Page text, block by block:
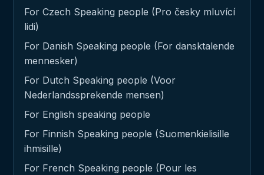
For Czech Speaking people (Pro česky mluvící
lidi)
For Danish Speaking people (For dansktalende
mennesker)
For Dutch Speaking people (Voor
Nederlandssprekende mensen)
For English speaking people
For Finnish Speaking people (Suomenkielisille
ihmisille)
For French Speaking people (Pour les